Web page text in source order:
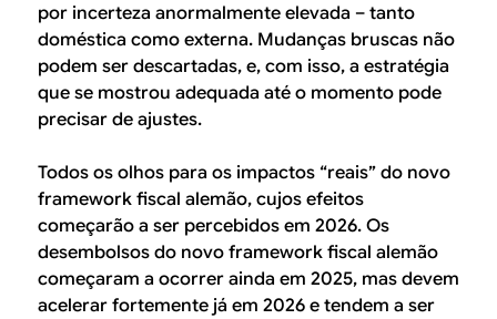
por incerteza anormalmente elevada – tanto
doméstica como externa. Mudanças bruscas não
podem ser descartadas, e, com isso, a estratégia
que se mostrou adequada até o momento pode
precisar de ajustes.
Todos os olhos para os impactos “reais” do novo
framework fiscal alemão, cujos efeitos
começarão a ser percebidos em 2026. Os
desembolsos do novo framework fiscal alemão
começaram a ocorrer ainda em 2025, mas devem
acelerar fortemente já em 2026 e tendem a ser